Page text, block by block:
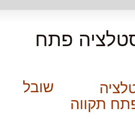
פתח
שובל
תקווה